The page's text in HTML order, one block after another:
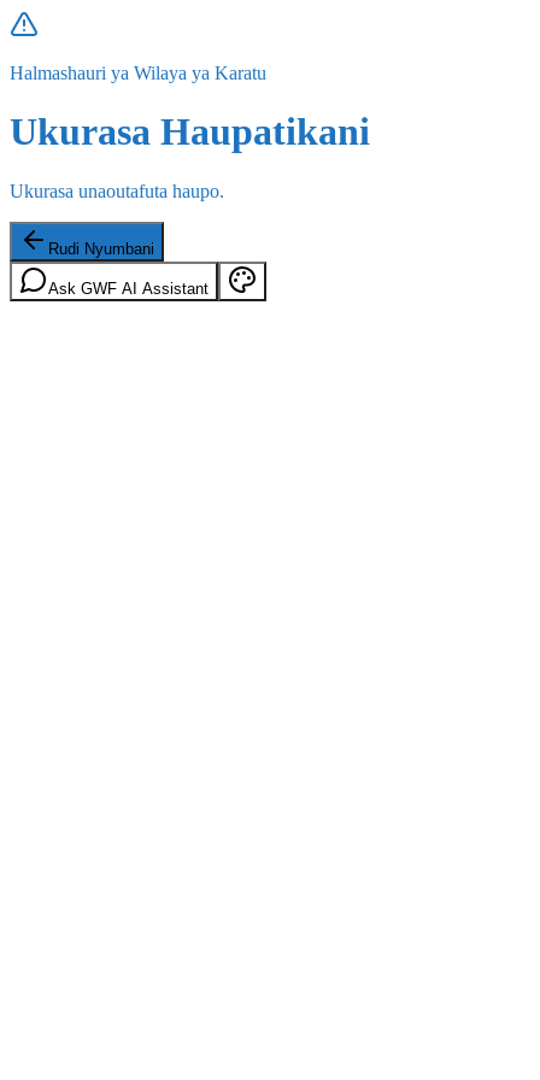
Halmashauri ya Wilaya ya Karatu
Ukurasa Haupatikani
Ukurasa unaoutafuta haupo.
Rudi Nyumbani
Ask GWF AI Assistant